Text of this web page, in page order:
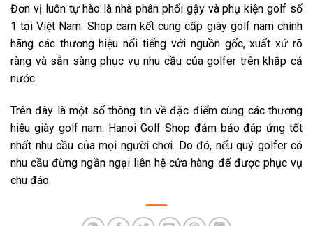
Đơn vị luôn tự hào là nhà phân phối gậy và phụ kiện golf số
1 tại Việt Nam. Shop cam kết cung cấp giày golf nam chính
hãng các thương hiệu nổi tiếng với nguồn gốc, xuất xứ rõ
ràng và sẵn sàng phục vụ nhu cầu của golfer trên khắp cả
nước.
Trên đây là một số thông tin về đặc điểm cùng các thương
hiệu giày golf nam. Hanoi Golf Shop đảm bảo đáp ứng tốt
nhất nhu cầu của mọi người chơi. Do đó, nếu quý golfer có
nhu cầu đừng ngần ngại liên hệ cửa hàng để được phục vụ
chu đáo.